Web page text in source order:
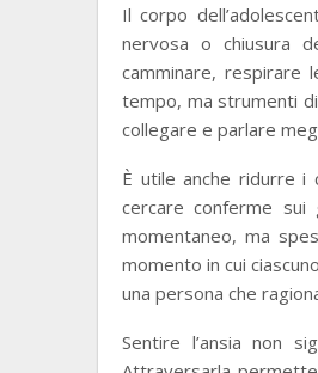
Il corpo
nervosa o chiusura
camminare, respirare
tempo, ma strumenti
collegare e parlare
È utile anche ridurre i
cercare conferme sui
momentaneo, ma
momento in cui
una persona che
Sentire l’ansia non